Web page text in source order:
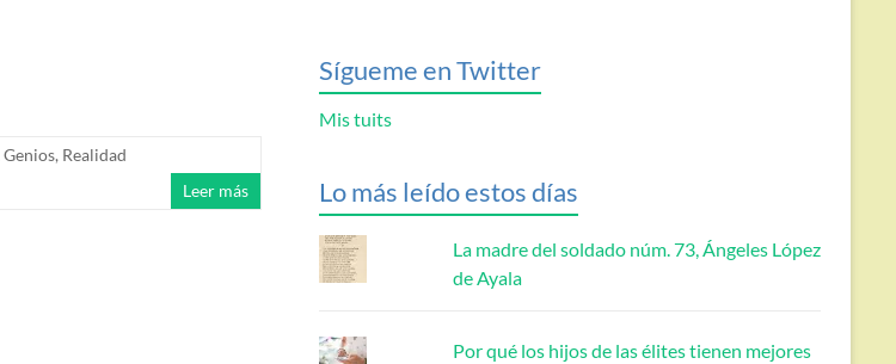
Genios, Realidad
Leer más
Sígueme en Twitter
Mis tuits
Lo más leído estos días
La madre del soldado núm. 73, Ángeles López
de Ayala
Por qué los hijos de las élites tienen mejores